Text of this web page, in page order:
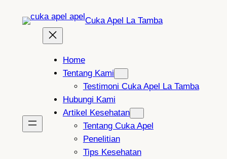
Cuka Apel La Tamba
Home
Tentang Kami
Testimoni Cuka Apel La Tamba
Hubungi Kami
Artikel Kesehatan
Tentang Cuka Apel
Penelitian
Tips Kesehatan